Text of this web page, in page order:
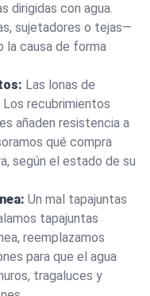
dirigidas con agua.
sujetadores o tejas—
la causa de forma
Las lonas de
Los recubrimientos
añaden resistencia a
qué compra
según el estado de su
Un mal tapajuntas
tapajuntas
reemplazamos
para que el agua
tragaluces y